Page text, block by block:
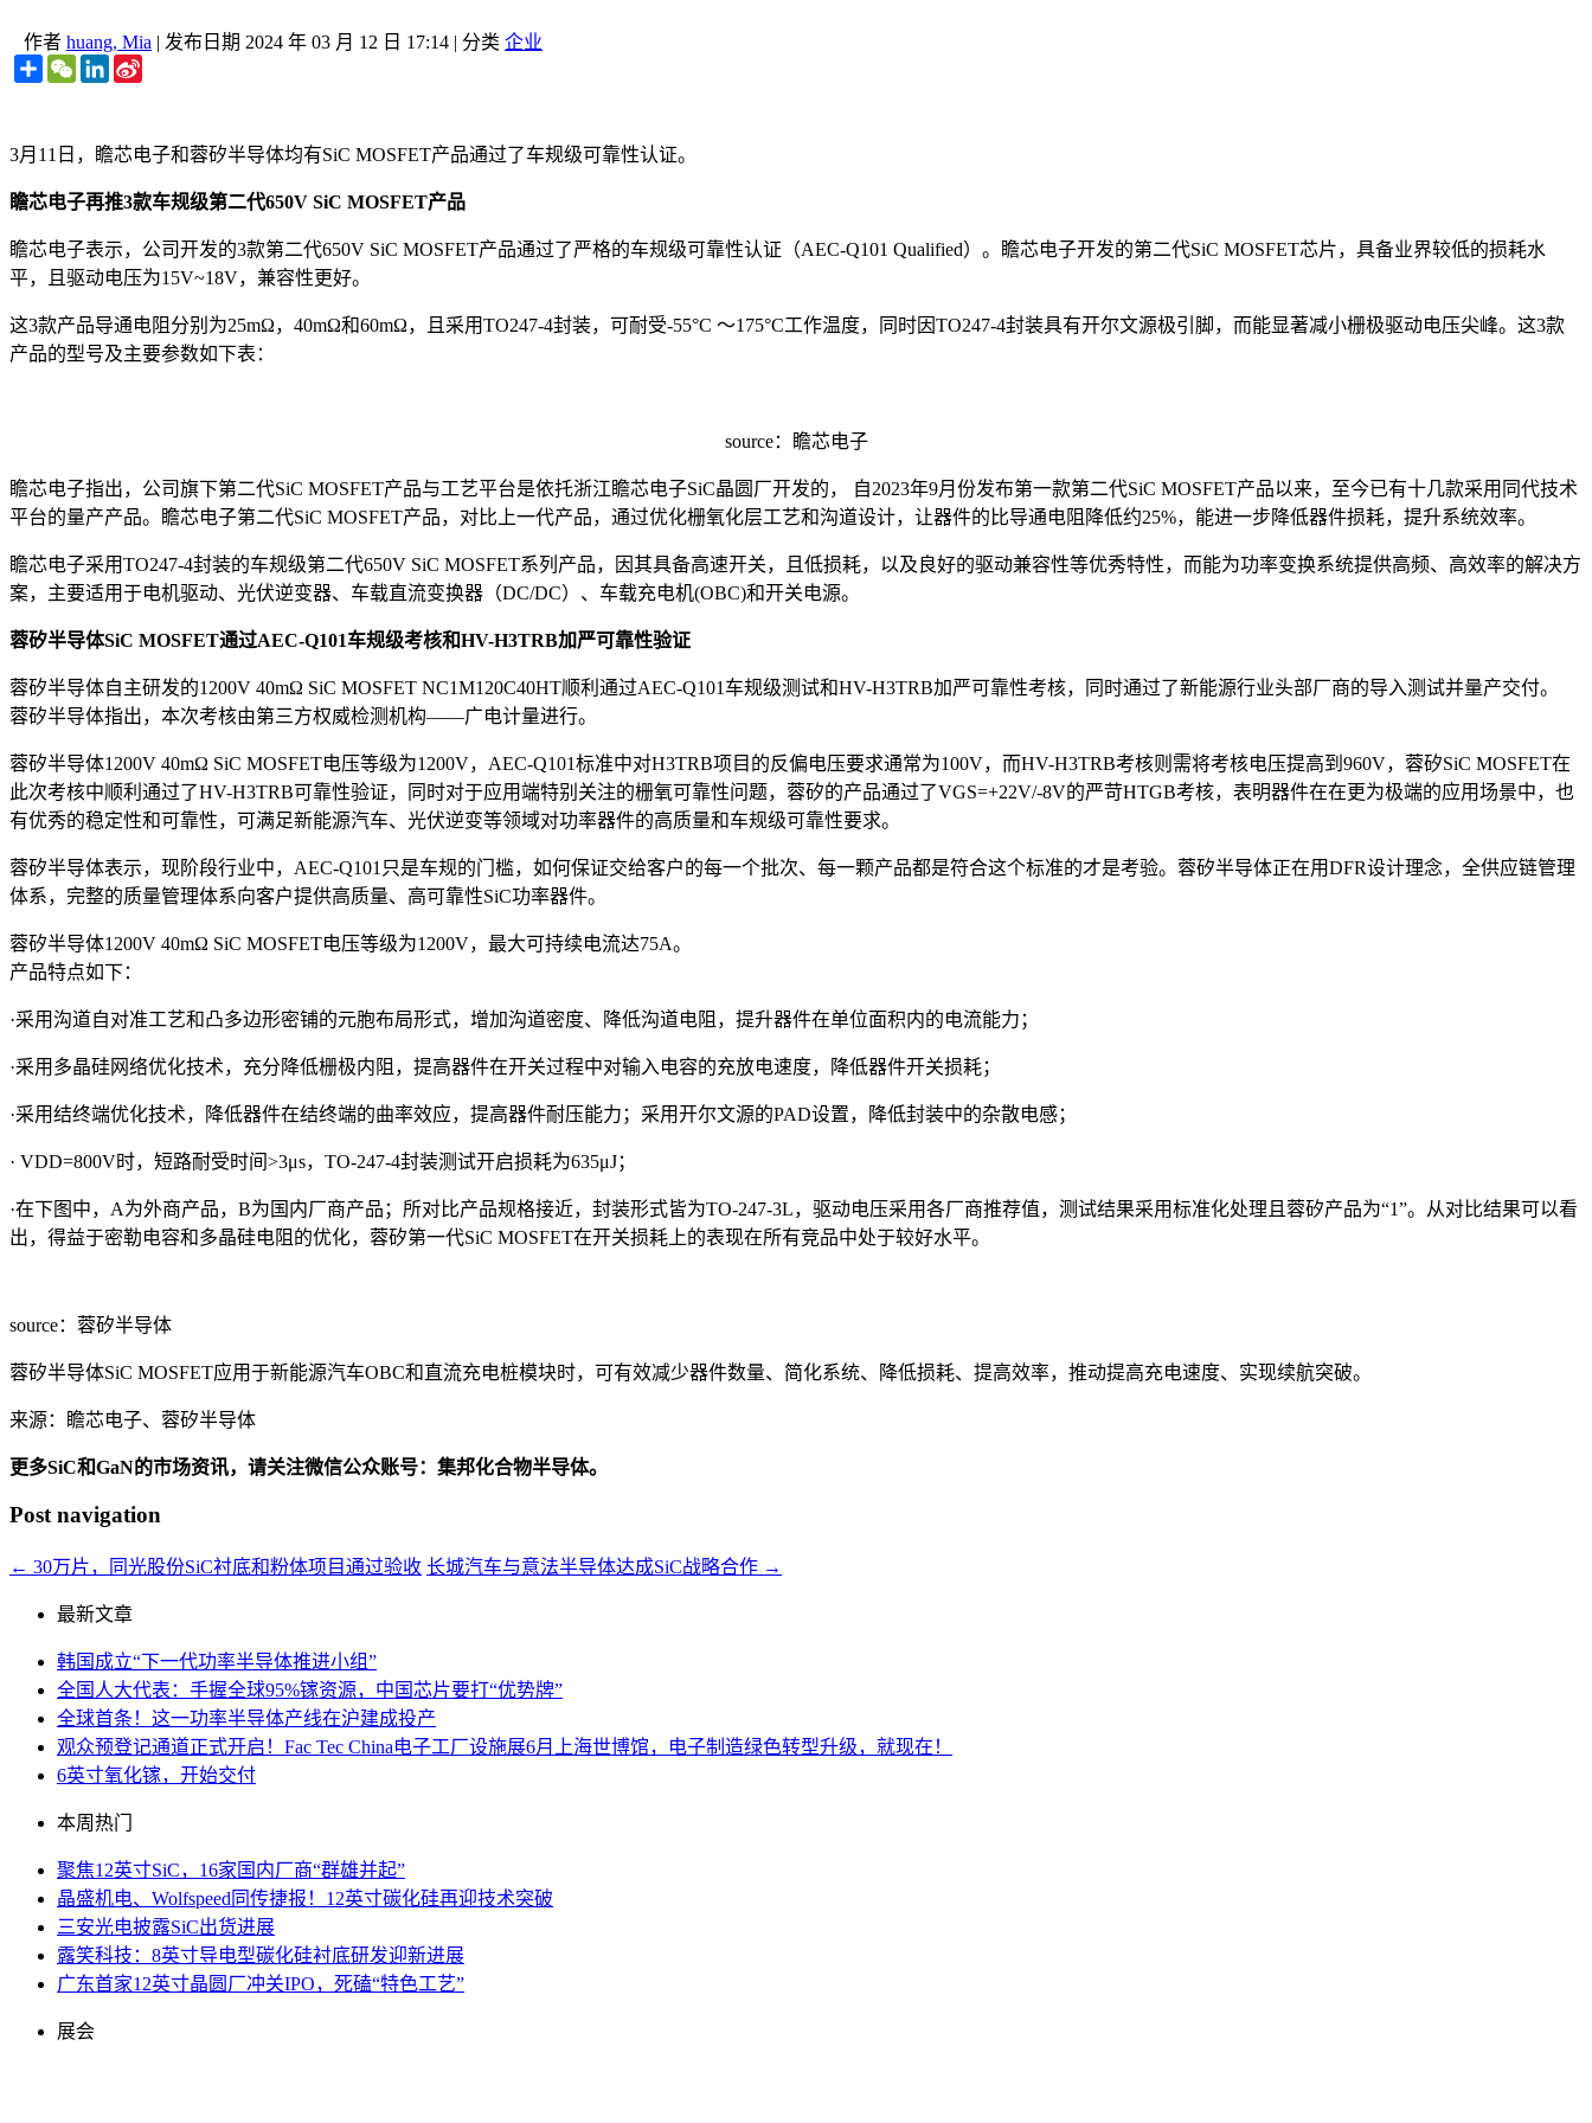
作者 huang, Mia | 发布日期 2024 年 03 月 12 日 17:14 | 分类 企业
ShareWeChatLinkedIn
3月11日，瞻芯电子和蓉矽半导体均有SiC MOSFET产品通过了车规级可靠性认证。
瞻芯电子再推3款车规级第二代650V SiC MOSFET产品
瞻芯电子表示，公司开发的3款第二代650V SiC MOSFET产品通过了严格的车规级可靠性认证（AEC-Q101 Qualified）。瞻芯电子开发的第二代SiC MOSFET芯片，具备业界较低的损耗水
平，且驱动电压为15V~18V，兼容性更好。
这3款产品导通电阻分别为25mΩ，40mΩ和60mΩ，且采用TO247-4封装，可耐受-55°C ～175°C工作温度，同时因TO247-4封装具有开尔文源极引脚，而能显著减小栅极驱动电压尖峰。这3款
产品的型号及主要参数如下表：
source：瞻芯电子
瞻芯电子指出，公司旗下第二代SiC MOSFET产品与工艺平台是依托浙江瞻芯电子SiC晶圆厂开发的， 自2023年9月份发布第一款第二代SiC MOSFET产品以来，至今已有十几款采用同代技术
平台的量产产品。瞻芯电子第二代SiC MOSFET产品，对比上一代产品，通过优化栅氧化层工艺和沟道设计，让器件的比导通电阻降低约25%，能进一步降低器件损耗，提升系统效率。
瞻芯电子采用TO247-4封装的车规级第二代650V SiC MOSFET系列产品，因其具备高速开关，且低损耗，以及良好的驱动兼容性等优秀特性，而能为功率变换系统提供高频、高效率的解决方
案，主要适用于电机驱动、光伏逆变器、车载直流变换器（DC/DC）、车载充电机(OBC)和开关电源。
蓉矽半导体SiC MOSFET通过AEC-Q101车规级考核和HV-H3TRB加严可靠性验证
蓉矽半导体自主研发的1200V 40mΩ SiC MOSFET NC1M120C40HT顺利通过AEC-Q101车规级测试和HV-H3TRB加严可靠性考核，同时通过了新能源行业头部厂商的导入测试并量产交付。
蓉矽半导体指出，本次考核由第三方权威检测机构——广电计量进行。
蓉矽半导体1200V 40mΩ SiC MOSFET电压等级为1200V，AEC-Q101标准中对H3TRB项目的反偏电压要求通常为100V，而HV-H3TRB考核则需将考核电压提高到960V，蓉矽SiC MOSFET在
此次考核中顺利通过了HV-H3TRB可靠性验证，同时对于应用端特别关注的栅氧可靠性问题，蓉矽的产品通过了VGS=+22V/-8V的严苛HTGB考核，表明器件在在更为极端的应用场景中，也
有优秀的稳定性和可靠性，可满足新能源汽车、光伏逆变等领域对功率器件的高质量和车规级可靠性要求。
蓉矽半导体表示，现阶段行业中，AEC-Q101只是车规的门槛，如何保证交给客户的每一个批次、每一颗产品都是符合这个标准的才是考验。蓉矽半导体正在用DFR设计理念，全供应链管理
体系，完整的质量管理体系向客户提供高质量、高可靠性SiC功率器件。
蓉矽半导体1200V 40mΩ SiC MOSFET电压等级为1200V，最大可持续电流达75A。
产品特点如下：
·采用沟道自对准工艺和凸多边形密铺的元胞布局形式，增加沟道密度、降低沟道电阻，提升器件在单位面积内的电流能力；
·采用多晶硅网络优化技术，充分降低栅极内阻，提高器件在开关过程中对输入电容的充放电速度，降低器件开关损耗；
·采用结终端优化技术，降低器件在结终端的曲率效应，提高器件耐压能力；采用开尔文源的PAD设置，降低封装中的杂散电感；
· VDD=800V时，短路耐受时间>3μs，TO-247-4封装测试开启损耗为635μJ；
·在下图中，A为外商产品，B为国内厂商产品；所对比产品规格接近，封装形式皆为TO-247-3L，驱动电压采用各厂商推荐值，测试结果采用标准化处理且蓉矽产品为“1”。从对比结果可以看
出，得益于密勒电容和多晶硅电阻的优化，蓉矽第一代SiC MOSFET在开关损耗上的表现在所有竞品中处于较好水平。
source：蓉矽半导体
蓉矽半导体SiC MOSFET应用于新能源汽车OBC和直流充电桩模块时，可有效减少器件数量、简化系统、降低损耗、提高效率，推动提高充电速度、实现续航突破。
来源：瞻芯电子、蓉矽半导体
更多SiC和GaN的市场资讯，请关注微信公众账号：集邦化合物半导体。
Post navigation
← 30万片，同光股份SiC衬底和粉体项目通过验收 长城汽车与意法半导体达成SiC战略合作 →
最新文章
韩国成立“下一代功率半导体推进小组”
全国人大代表：手握全球95%镓资源，中国芯片要打“优势牌”
全球首条！这一功率半导体产线在沪建成投产
观众预登记通道正式开启！Fac Tec China电子工厂设施展6月上海世博馆，电子制造绿色转型升级，就现在！
6英寸氧化镓，开始交付
本周热门
聚焦12英寸SiC，16家国内厂商“群雄并起”
晶盛机电、Wolfspeed同传捷报！12英寸碳化硅再迎技术突破
三安光电披露SiC出货进展
露笑科技：8英寸导电型碳化硅衬底研发迎新进展
广东首家12英寸晶圆厂冲关IPO，死磕“特色工艺”
展会